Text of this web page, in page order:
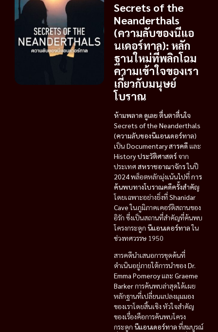
Secrets of the
Neanderthals
(ความลับของนีแอ
นเดอร์ทาล): หลัก
ฐานใหม่ที่พลิกโฉม
ความเข้าใจของเรา
เกี่ยวกับมนุษย์
โบราณ
ห้ามพลาด ดูเลย ตื่นตาตื่นใจ
Secrets of the Neanderthals
(ความลับของนีแอนเดอร์ทาล)
เป็น Documentary สารคดี และ
History ประวัติศาสตร์จาก
ประเทศ สหราชอาณาจักรในปี
2024พล็อตหลักมุ่งเน้นไปที่ การ
ค้นพบทางโบราณคดีครั้งสำคัญ
โดยเฉพาะอย่างยิ่งที่ Shanidar
Caveในภูมิภาคเคอร์ดิสถานของ
อิรัก ซึ่งเป็นสถานที่สำคัญที่ค้นพบ
โครงกระดูก นีแอนเดอร์ทาลใน
ช่วงทศวรรษ 1950
สารคดีนำเสนอการขุดค้นที่
ดำเนินอยู่ภายใต้การนำของ Dr.
Emma Pomeroyและ Graeme
Barkerการค้นพบล่าสุดได้เผย
หลักฐานที่เปลี่ยนแปลงมุมมอง
ของเราโดยสิ้นเชิง หัวใจสำคัญ
ของเรื่องคือการค้นพบโครง
กระดูก นีแอนเดอร์ทาล ที่สมบูรณ์